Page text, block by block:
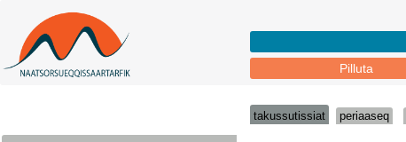
Pilluta
takussutissiat periaaseq